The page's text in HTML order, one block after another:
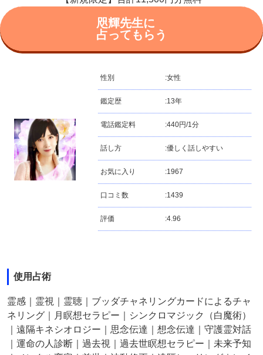
咫輝先生に
占ってもらう
性別 :女性
鑑定歴 :13年
電話鑑定料 :440円/1分
話し方 :優しく話しやすい
お気に入り :1967
口コミ数 :1439
評価 :4.96
使用占術
霊感｜霊視｜霊聴｜ブッダチャネリングカードによるチャ
ネリング｜月瞑想セラピー｜シンクロマジック（白魔術）
｜遠隔キネシオロジー｜思念伝達｜想念伝達｜守護霊対話
｜運命の人診断｜過去視｜過去世瞑想セラピー｜未来予知